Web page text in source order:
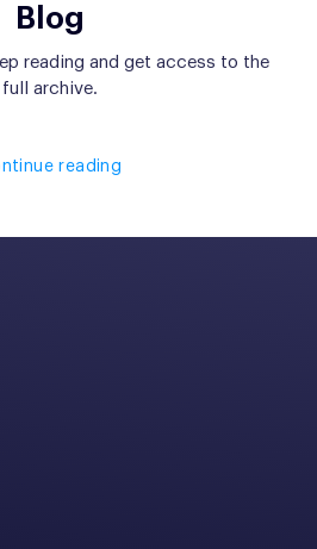
Blog
reading and get access to the
full archive.
reading